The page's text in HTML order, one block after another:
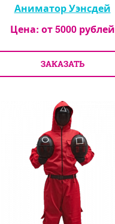
Аниматор Уэнсдей
Цена: от5000рублей
ЗАКАЗАТЬ